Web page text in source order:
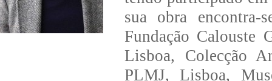
sua obra encontra-
Fundação Calouste
Lisboa, Colecção
PLMJ, Lisboa,